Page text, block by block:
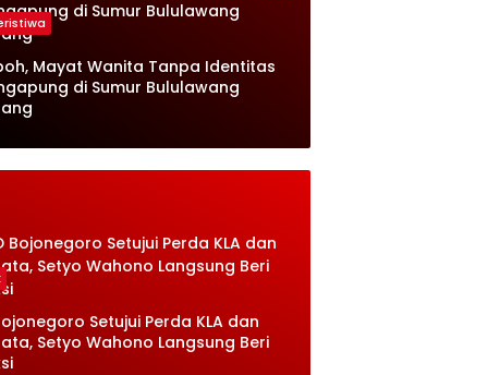
Mayat Wanita Tanpa Identitas
di Sumur Bululawang
Setujui Perda KLA dan
Setyo Wahono Langsung Beri